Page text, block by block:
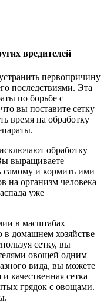
вредителей
первопричину
последствиями. Эта
по борьбе с
вы поставите сетку
время на обработку
обработку
выращиваете
самому и кормить ими
на организм человека
уже
в масштабах
в домашнем хозяйстве
сетку, вы
овощей одним
вида, вы можете
качественная сетка
грядок с овощами.